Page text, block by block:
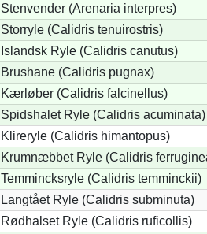
Stenvender (Arenaria interpres)
Storryle (Calidris tenuirostris)
Islandsk Ryle (Calidris canutus)
Brushane (Calidris pugnax)
Kærløber (Calidris falcinellus)
Spidshalet Ryle (Calidris acuminata)
Klireryle (Calidris himantopus)
Krumnæbbet Ryle (Calidris
Temmincksryle (Calidris temminckii)
Langtået Ryle (Calidris subminuta)
Rødhalset Ryle (Calidris ruficollis)